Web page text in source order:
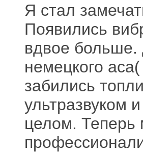
Я стал
Появились
вдвое больше.
немецкого
забились
ультразвуком
целом. Теперь